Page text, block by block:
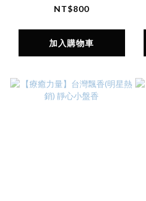
NT$800
加入購物車